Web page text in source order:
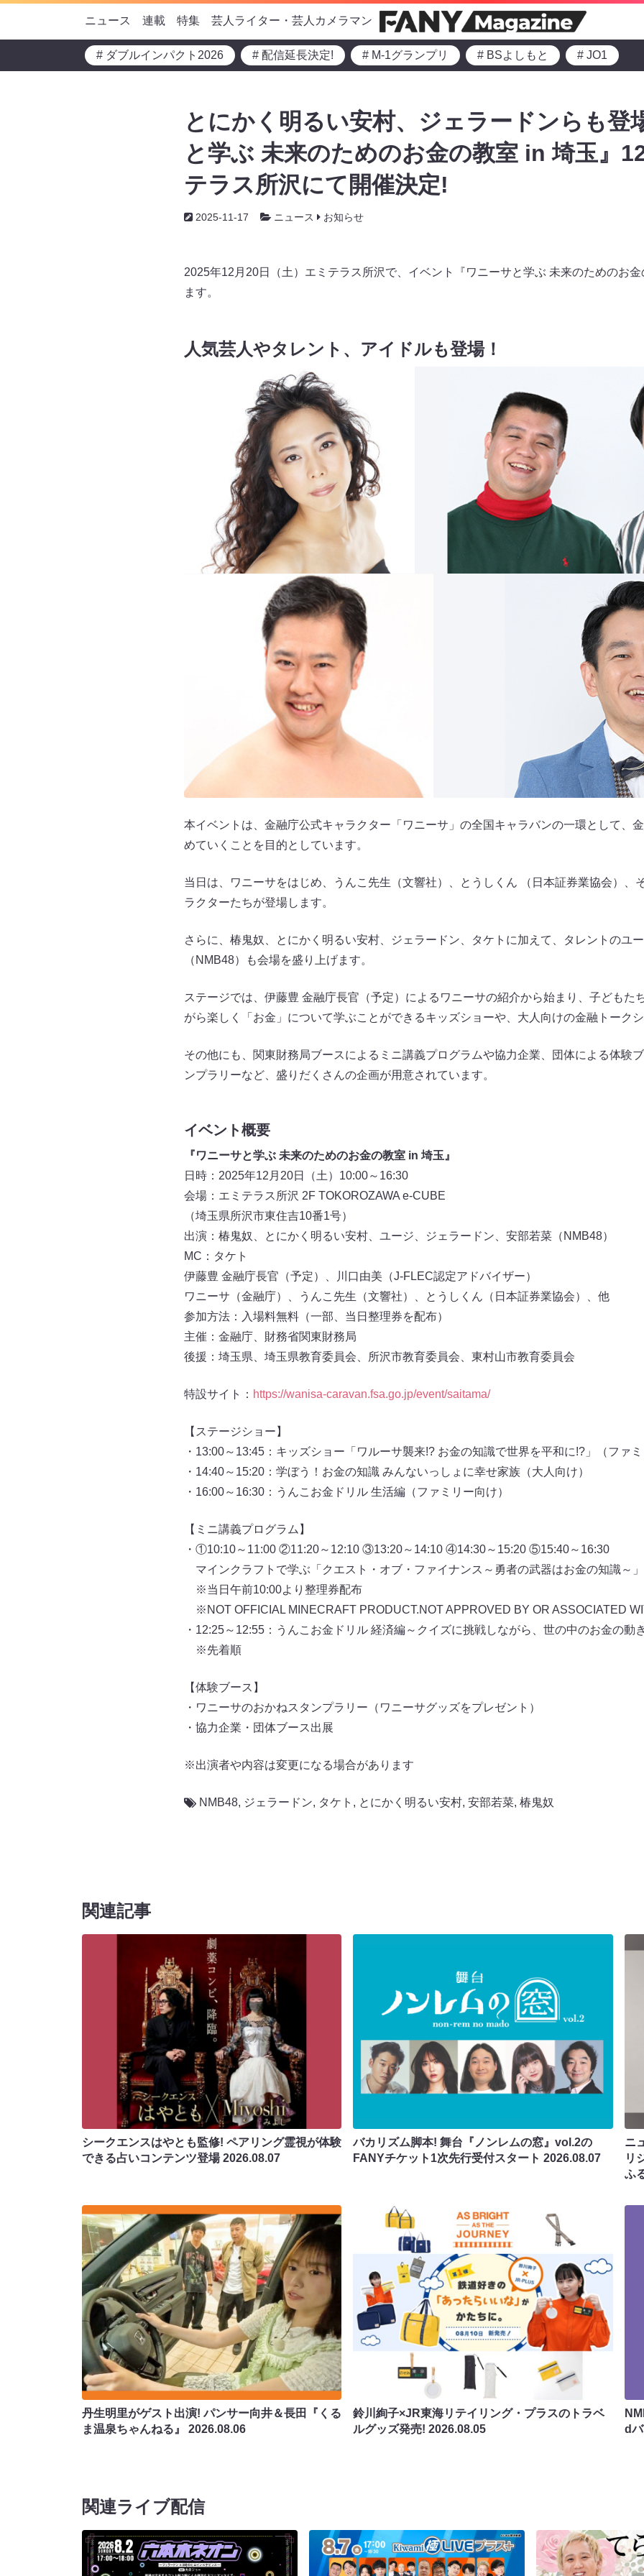
ニュース 連載 特集 芸人ライター・芸人カメラマン
# ダブルインパクト2026 # 配信延長決定! # M-1グランプリ # BSよしもと # JO1
とにかく明るい安村、ジェラードンらも登
と学ぶ 未来のためのお金の教室 in 埼玉』
テラス所沢にて開催決定!
2025-11-17 ニュース お知らせ
2025年12月20日（土）エミテラス所沢で、イベント『ワニーサと学ぶ 未来のためのお
ます。
人気芸人やタレント、アイドルも登場！
本イベントは、金融庁公式キャラクター「ワニーサ」の全国キャラバンの一環として、
めていくことを目的としています。
当日は、ワニーサをはじめ、うんこ先生（文響社）、とうしくん （日本証券業協会）、
ラクターたちが登場します。
さらに、椿鬼奴、とにかく明るい安村、ジェラードン、タケトに加えて、タレントのユ
（NMB48）も会場を盛り上げます。
ステージでは、伊藤豊 金融庁長官（予定）によるワニーサの紹介から始まり、子どもた
がら楽しく「お金」について学ぶことができるキッズショーや、大人向けの金融トークシ
その他にも、関東財務局ブースによるミニ講義プログラムや協力企業、団体による体験
ンプラリーなど、盛りだくさんの企画が用意されています。
イベント概要
『ワニーサと学ぶ 未来のためのお金の教室 in 埼玉』
日時：2025年12月20日（土）10:00～16:30
会場：エミテラス所沢 2F TOKOROZAWA e-CUBE
（埼玉県所沢市東住吉10番1号）
出演：椿鬼奴、とにかく明るい安村、ユージ、ジェラードン、安部若菜（NMB48）
MC：タケト
伊藤豊 金融庁長官（予定）、川口由美（J-FLEC認定アドバイザー）
ワニーサ（金融庁）、うんこ先生（文響社）、とうしくん（日本証券業協会）、他
参加方法：入場料無料（一部、当日整理券を配布）
主催：金融庁、財務省関東財務局
後援：埼玉県、埼玉県教育委員会、所沢市教育委員会、東村山市教育委員会
特設サイト： https://wanisa-caravan.fsa.go.jp/event/saitama/
【ステージショー】
・13:00～13:45：キッズショー「ワルーサ襲来!? お金の知識で世界を平和に!?」（ファミ
・14:40～15:20：学ぼう！お金の知識 みんないっしょに幸せ家族（大人向け）
・16:00～16:30：うんこお金ドリル 生活編（ファミリー向け）
【ミニ講義プログラム】
・①10:10～11:00 ②11:20～12:10 ③13:20～14:10 ④14:30～15:20 ⑤15:40～16:30
マインクラフトで学ぶ「クエスト・オブ・ファイナンス～勇者の武器はお金の知識～」
※当日午前10:00より整理券配布
※NOT OFFICIAL MINECRAFT PRODUCT.NOT APPROVED BY OR ASSOCIATED
・12:25～12:55：うんこお金ドリル 経済編～クイズに挑戦しながら、世の中のお金の動
※先着順
【体験ブース】
・ワニーサのおかねスタンプラリー（ワニーサグッズをプレゼント）
・協力企業・団体ブース出展
※出演者や内容は変更になる場合があります
NMB48, ジェラードン, タケト , とにかく明るい安村, 安部若菜, 椿鬼奴
関連記事
シークエンスはやとも監修! ペアリング霊視が体験
できる占いコンテンツ登場2026.08.07
バカリズム脚本! 舞台『ノンレムの窓』vol.2の
FANYチケット1次先行受付スタート2026.08.07
ニ
リ
ふ
丹生明里がゲスト出演! パンサー向井＆長田『くる
ま温泉ちゃんねる』 2026.08.06
鈴川絢子×JR東海リテイリング・プラスのトラベ
ルグッズ発売!2026.08.05
d
関連ライブ配信